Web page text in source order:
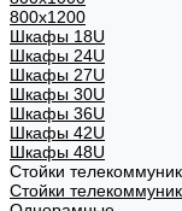
800х1200
Шкафы 18U
Шкафы 24U
Шкафы 27U
Шкафы 30U
Шкафы 36U
Шкафы 42U
Шкафы 48U
Стойки
Стойки